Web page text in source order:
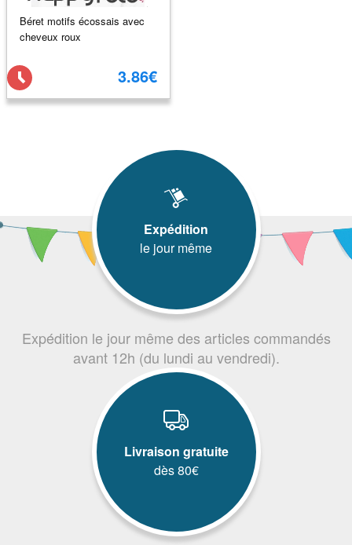
Béret motifs écossais avec
cheveux roux
3.86€
Expédition
le jour même
Expédition le jour même des articles commandés
avant 12h (du lundi au vendredi).
Livraison gratuite
dès 80€